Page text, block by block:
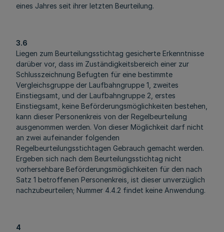
eines Jahres seit ihrer letzten Beurteilung.
3.6
Liegen zum Beurteilungsstichtag gesicherte Erkenntnisse
darüber vor, dass im Zuständigkeitsbereich einer zur
Schlusszeichnung Befugten für eine bestimmte
Vergleichsgruppe der Laufbahngruppe 1, zweites
Einstiegsamt, und der Laufbahngruppe 2, erstes
Einstiegsamt, keine Beförderungsmöglichkeiten bestehen,
kann dieser Personenkreis von der Regelbeurteilung
ausgenommen werden. Von dieser Möglichkeit darf nicht
an zwei aufeinander folgenden
Regelbeurteilungsstichtagen Gebrauch gemacht werden.
Ergeben sich nach dem Beurteilungsstichtag nicht
vorhersehbare Beförderungsmöglichkeiten für den nach
Satz 1 betroffenen Personenkreis, ist dieser unverzüglich
nachzubeurteilen; Nummer 4.4.2 findet keine Anwendung.
4